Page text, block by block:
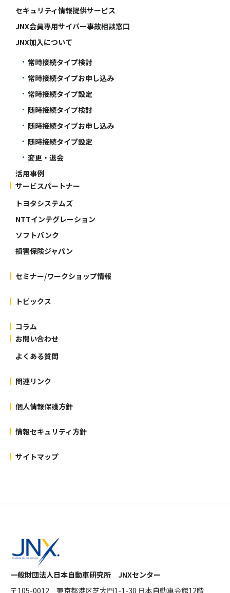
セキュリティ情報提供サービス
JNX会員専用サイバー事故相談窓口
JNX加入について
常時接続タイプ検討
常時接続タイプお申し込み
常時接続タイプ設定
随時接続タイプ検討
随時接続タイプお申し込み
随時接続タイプ設定
変更・退会
活用事例
サービスパートナー
トヨタシステムズ
NTTインテグレーション
ソフトバンク
損害保険ジャパン
セミナー/ワークショップ情報
トピックス
コラム
お問い合わせ
よくある質問
関連リンク
個人情報保護方針
情報セキュリティ方針
サイトマップ
一般財団法人日本自動車研究所 JNXセンター
〒105-0012 東京都港区芝大門1-1-30 日本自動車会館12階